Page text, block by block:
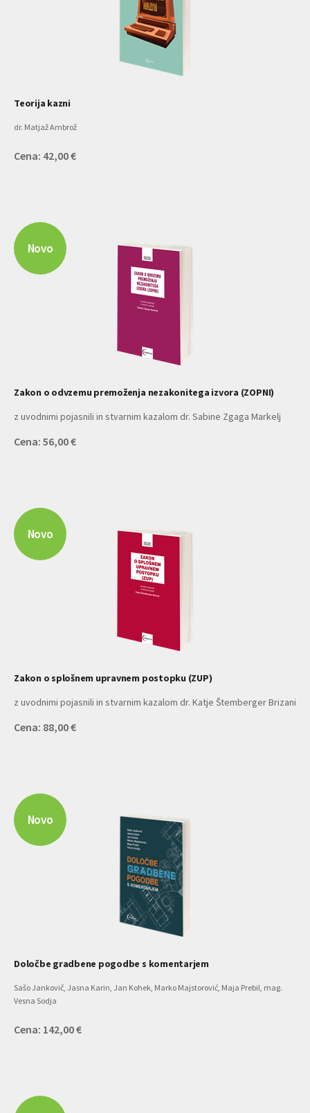
Teorija kazni
dr. Matjaž Ambrož
Cena: 42,00 €
Novo
Zakon o odvzemu premoženja nezakonitega izvora (ZOPNI)
z uvodnimi pojasnili in stvarnim kazalom dr. Sabine Zgaga Markelj
Cena: 56,00 €
Novo
Zakon o splošnem upravnem postopku (ZUP)
z uvodnimi pojasnili in stvarnim kazalom dr. Katje Štemberger Brizani
Cena: 88,00 €
Novo
Določbe gradbene pogodbe s komentarjem
Sašo Jankovič, Jasna Karin, Jan Kohek, Marko Majstorović, Maja Prebil, mag.
Vesna Sodja
Cena: 142,00 €